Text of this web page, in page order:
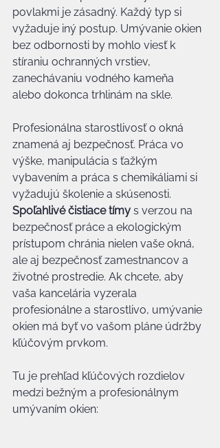
povlakmi je zásadný. Každý typ si
vyžaduje iný postup. Umývanie okien
bez odbornosti by mohlo viesť k
stíraniu ochranných vrstiev,
zanechávaniu vodného kameňa
alebo dokonca trhlinám na skle.
Profesionálna starostlivosť o okná
znamená aj bezpečnosť. Práca vo
výške, manipulácia s ťažkým
vybavením a práca s chemikáliami si
vyžadujú školenie a skúsenosti.
Spoľahlivé čistiace tímy s verzou na
bezpečnosť práce a ekologickým
prístupom chránia nielen vaše okná,
ale aj bezpečnosť zamestnancov a
životné prostredie. Ak chcete, aby
vaša kancelária vyzerala
profesionálne a starostlivo, umývanie
okien má byť vo vašom pláne údržby
kľúčovým prvkom.
Tu je prehľad kľúčových rozdielov
medzi bežným a profesionálnym
umývaním okien: